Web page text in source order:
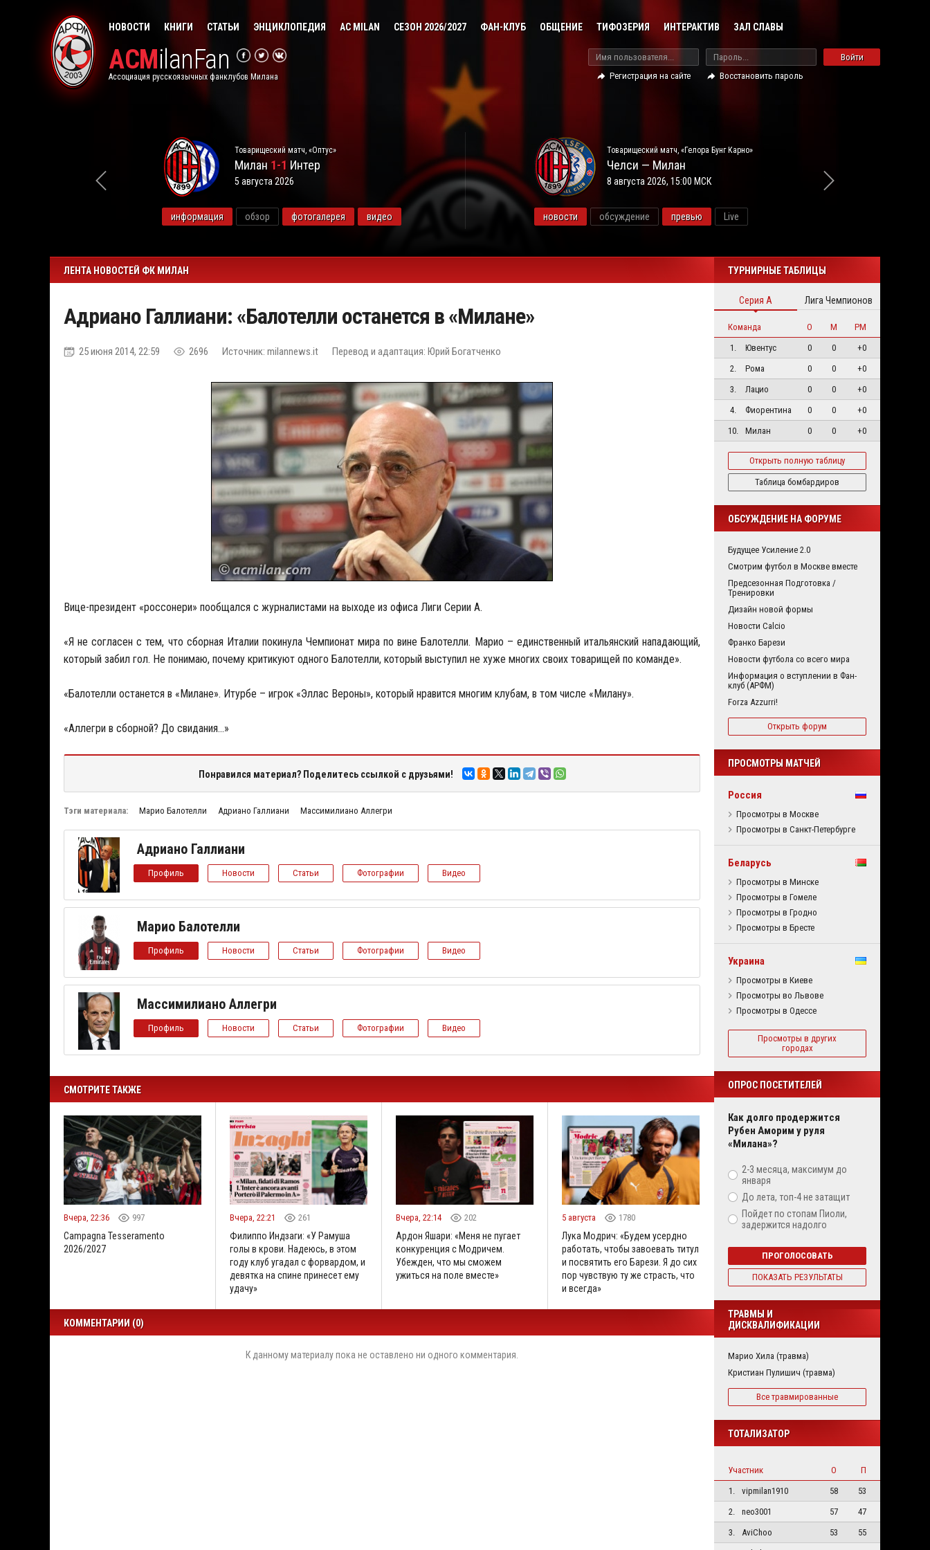
НОВОСТИ КНИГИ СТАТЬИ ЭНЦИКЛОПЕДИЯ AC MILAN СЕЗОН 2026/2027 ФАН-КЛУБ ОБЩЕНИЕ ТИФОЗЕРИЯ ИНТЕРАКТИВ ЗАЛ СЛАВЫ
ACMilanFan
Ассоциация русскоязычных фанклубов Милана
Войти
Регистрация на сайте
Восстановить пароль
Товарищеский матч, «Оптус»
Милан 1-1 Интер
5 августа 2026
информация обзор фотогалерея видео
Товарищеский матч, «Гелора Бунг Карно»
Челси — Милан
8 августа 2026, 15:00 МСК
новости обсуждение превью Live
ЛЕНТА НОВОСТЕЙ ФК МИЛАН
Адриано Галлиани: «Балотелли останется в «Милане»
25 июня 2014, 22:59 2696 Источник: milannews.it Перевод и адаптация: Юрий Богатченко
Вице-президент «россонери» пообщался с журналистами на выходе из офиса Лиги Серии А.
«Я не согласен с тем, что сборная Италии покинула Чемпионат мира по вине Балотелли. Марио – единственный итальянский нападающий,
который забил гол. Не понимаю, почему критикуют одного Балотелли, который выступил не хуже многих своих товарищей по команде».
«Балотелли останется в «Милане». Итурбе – игрок «Эллас Вероны», который нравится многим клубам, в том числе «Милану».
«Аллегри в сборной? До свидания…»
Понравился материал? Поделитесь ссылкой с друзьями!
Тэги материала: Марио Балотелли Адриано Галлиани Массимилиано Аллегри
Адриано Галлиани
Профиль Новости Статьи Фотографии Видео
Марио Балотелли
Профиль Новости Статьи Фотографии Видео
Массимилиано Аллегри
Профиль Новости Статьи Фотографии Видео
СМОТРИТЕ ТАКЖЕ
Вчера, 22:36 997
Campagna Tesseramento
2026/2027
Вчера, 22:21 261
Филиппо Индзаги: «У Рамуша
голы в крови. Надеюсь, в этом
году клуб угадал с форвардом, и
девятка на спине принесет ему
удачу»
Вчера, 22:14 202
Ардон Яшари: «Меня не пугает
конкуренция с Модричем.
Убежден, что мы сможем
ужиться на поле вместе»
5 августа 1780
Лука Модрич: «Будем усердно
работать, чтобы завоевать титул
и посвятить его Барези. Я до сих
пор чувствую ту же страсть, что
и всегда»
КОММЕНТАРИИ (0)
К данному материалу пока не оставлено ни одного комментария.
ТУРНИРНЫЕ ТАБЛИЦЫ
Серия А Лига Чемпионов
Команда О М
РМ
1.
Ювентус 0 0
+0
2.
Рома 0 0
+0
3.
Лацио 0 0
+0
4.
Фиорентина 0 0
+0
10.
Милан 0 0 +0
Открыть полную таблицу
Таблица бомбардиров
ОБСУЖДЕНИЕ НА ФОРУМЕ
Будущее Усиление 2.0
Смотрим футбол в Москве вместе
Предсезонная Подготовка /
Тренировки
Дизайн новой формы
Новости Calcio
Франко Барези
Новости футбола со всего мира
Информация о вступлении в Фан-
клуб (АРФМ)
Forza Azzurri!
Открыть форум
ПРОСМОТРЫ МАТЧЕЙ
Россия
Просмотры в Москве
Просмотры в Санкт-Петербурге
Беларусь
Просмотры в Минске
Просмотры в Гомеле
Просмотры в Гродно
Просмотры в Бресте
Украина
Просмотры в Киеве
Просмотры во Львове
Просмотры в Одессе
Просмотры в других
городах
ОПРОС ПОСЕТИТЕЛЕЙ
Как долго продержится
Рубен Аморим у руля
«Милана»?
2-3 месяца, максимум до
января
До лета, топ-4 не затащит
Пойдет по стопам Пиоли,
задержится надолго
ПРОГОЛОСОВАТЬ
ПОКАЗАТЬ РЕЗУЛЬТАТЫ
ТРАВМЫ И
ДИСКВАЛИФИКАЦИИ
Марио Хила (травма)
Кристиан Пулишич (травма)
Все травмированные
ТОТАЛИЗАТОР
Участник О
П
1.
vipmilan1910 58
53
2.
neo3001 57
47
3.
AviChoo 53
55